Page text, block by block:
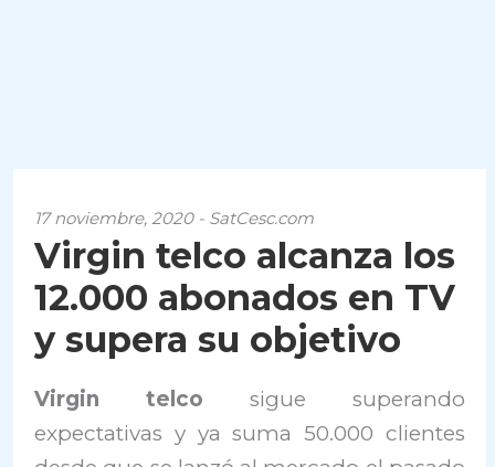
17 noviembre, 2020 - SatCesc.com
Virgin telco alcanza los
12.000 abonados en TV
y supera su objetivo
Virgin telco sigue superando
expectativas y ya suma 50.000 clientes